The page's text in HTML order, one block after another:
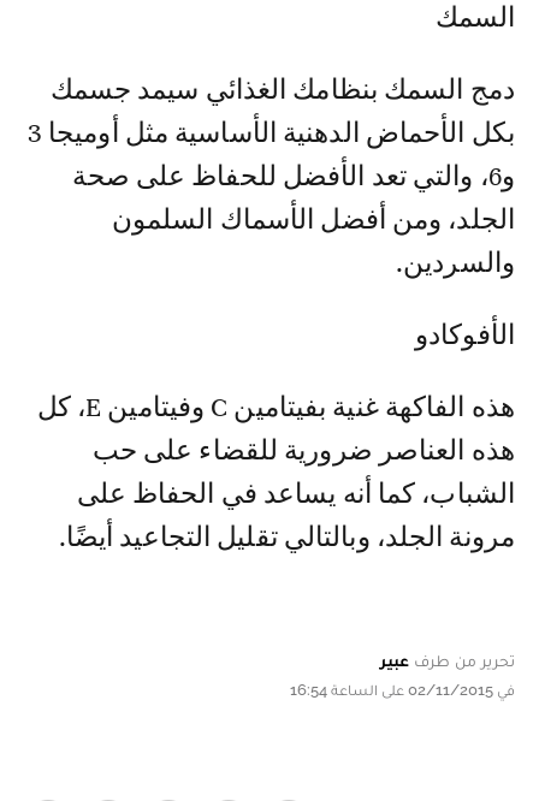
السمك
دمج السمك بنظامك الغذائي سيمد جسمك
بكل الأحماض الدهنية الأساسية مثل أوميجا 3
و6، والتي تعد الأفضل للحفاظ على صحة
الجلد، ومن أفضل الأسماك السلمون
والسردين.
الأفوكادو
هذه الفاكهة غنية بفيتامين C وفيتامين E، كل
هذه العناصر ضرورية للقضاء على حب
الشباب، كما أنه يساعد في الحفاظ على
مرونة الجلد، وبالتالي تقليل التجاعيد أيضًا.
تحرير من طرف عبير
في 02/11/2015 على الساعة 16:54